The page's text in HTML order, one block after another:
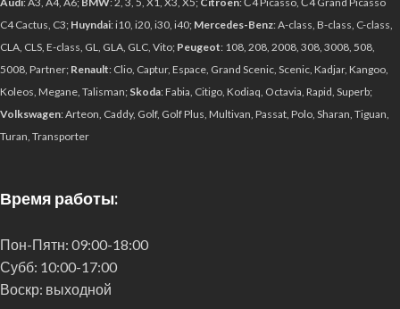
C4 Cactus, C3; Huyndai: i10, i20, i30, i40; Mercedes-Benz: A-class, B-class, C-class,
CLA, CLS, E-class, GL, GLA, GLC, Vito; Peugeot: 108, 208, 2008, 308, 3008, 508,
5008, Partner; Renault: Clio, Captur, Espace, Grand Scenic, Scenic, Kadjar, Kangoo,
Koleos, Megane, Talisman; Skoda: Fabia, Citigo, Kodiaq, Octavia, Rapid, Superb;
Volkswagen: Arteon, Caddy, Golf, Golf Plus, Multivan, Passat, Polo, Sharan, Tiguan,
Turan, Transporter
Время работы:
Пон-Пятн: 09:00-18:00
Субб: 10:00-17:00
Воскр: выходной